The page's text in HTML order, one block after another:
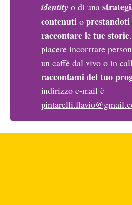
identity o di una
contenuti o
raccontare le tue storie
piacere incontrare
un caffè dal vivo o in
raccontami del tuo
indirizzo e-mail è